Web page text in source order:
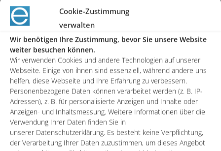
Cookie-Zustimmung
verwalten
Wir benötigen Ihre Zustimmung, bevor Sie unsere Website
weiter besuchen können.
Wir verwenden Cookies und andere Technologien auf unserer
Webseite. Einige von ihnen sind essenziell, während andere uns
helfen, diese Webseite und Ihre Erfahrung zu verbessern.
Personenbezogene Daten können verarbeitet werden (z. B. IP-
Adressen), z. B. für personalisierte Anzeigen und Inhalte oder
Anzeigen- und Inhaltsmessung. Weitere Informationen über die
Verwendung Ihrer Daten finden Sie in
unserer Datenschutzerklärung. Es besteht keine Verpflichtung,
der Verarbeitung Ihrer Daten zuzustimmen, um dieses Angebot
Outlook und ohne Einsatz eines Applicant Tracking
Systems (ATS), auch weitere Schritte im
Bewerbungsprozess wurden nicht automatisiert
unterstützt
Es wurden bereits Anforderungen gesammelt, die
im Rahmen eines gemeinsamen Projektes
umgesetzt werden sollten, um den Recruiting-
Prozess zukunftsorientiert skalierbar zu gestalten
Das Publizieren von zu besetzenden Vakanzen
sollte simultan auf mehreren externen Job Boards